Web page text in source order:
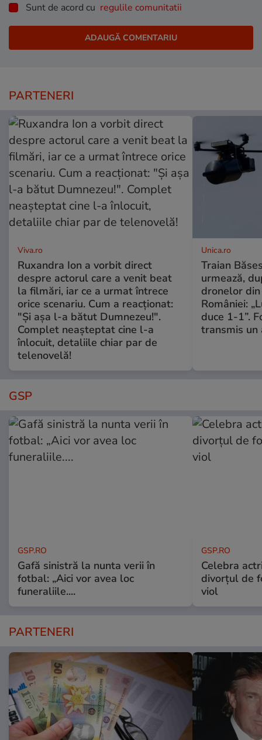
Sunt de acord cu regulile comunitatii
PARTENERI
Viva.ro
Ruxandra Ion a vorbit direct
despre actorul care a venit beat
la filmări, iar ce a urmat întrece
orice scenariu. Cum a reacționat:
"Și așa l-a bătut Dumnezeu!".
Complet neașteptat cine l-a
înlocuit, detaliile chiar par de
telenovelă!
Unica.ro
Traian
urmează,
dronelor
României:
duce 1-1”.
transmis un
GSP
GSP.RO
Gafă sinistră la nunta verii în
fotbal: „Aici vor avea loc
funeraliile....
GSP.RO
Celebra
divorțul de
viol
PARTENERI